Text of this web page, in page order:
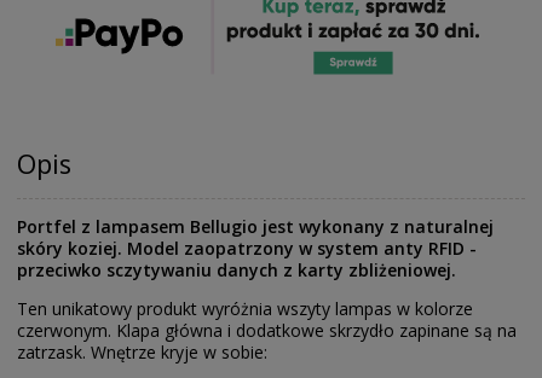
Opis
Portfel z lampasem Bellugio jest wykonany z naturalnej
skóry koziej. Model zaopatrzony w system anty RFID -
przeciwko sczytywaniu danych z karty zbliżeniowej.
Ten unikatowy produkt wyróżnia wszyty lampas w kolorze
czerwonym. Klapa główna i dodatkowe skrzydło zapinane są na
zatrzask. Wnętrze kryje w sobie: